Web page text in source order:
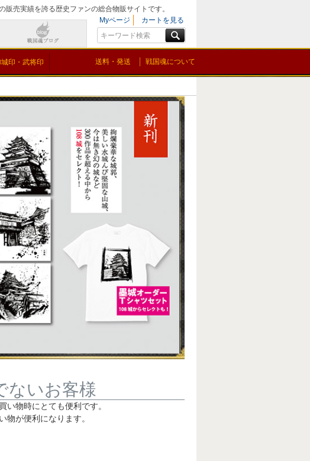
売実績を誇る歴史ファンの総合物販サイトです。
Myページ
カートを見る
印・武将印 送料・発送 戦国魂について
ないお客様
い物時にとても便利です。
物が便利になります。